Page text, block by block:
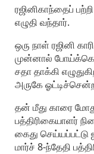
ரஜினிகாந்தைப்
எழுதி வந்தார்.
ஒரு நாள் ரஜினி
முன்னால்
சதா தாக்கி
அருகே
தன் மீது காரை
பத்திரிகையாளர்
கைது செய்யப்பட்டு
மார்ச் 8-ந்தேதி